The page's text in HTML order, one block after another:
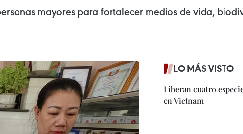
mayores para fortalecer medios de vida,
LO MÁS VISTO
Liberan cuatro
en Vietnam